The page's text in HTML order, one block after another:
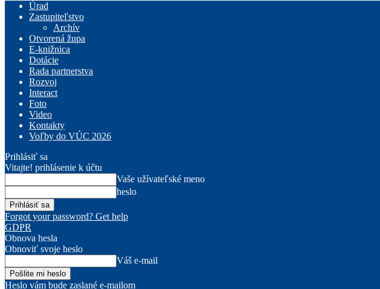
Úrad
Zastupiteľstvo
Archív
Otvorená župa
E-knižnica
Dotácie
Rada partnerstva
Rozvoj
Interact
Foto
Video
Kontakty
Voľby do VÚC 2026
Prihlásiť sa
Vitajte! prihlásenie k účtu
Vaše užívateľské meno
heslo
Forgot your password? Get help
GDPR
Obnova hesla
Obnoviť svoje heslo
Váš e-mail
Heslo vám bude zaslané e-mailom